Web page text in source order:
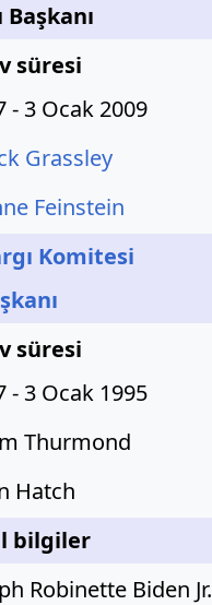
süresi
- 3 Ocak 2009
Grassley
Feinstein
Komitesi
süresi
- 3 Ocak 1995
Thurmond
Hatch
bilgiler
Robinette Biden Jr.